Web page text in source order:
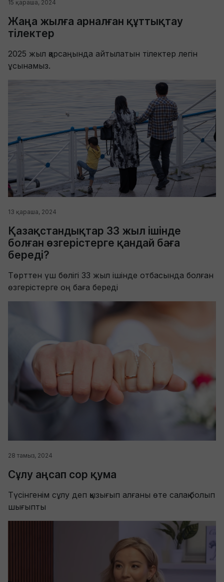
15 қараша, 2024
Жаңа жылға арналған құттықтау
тілектер
2025 жыл қарсаңында айтылатын тілектер легін
ұсынамыз.
13 қараша, 2024
Қазақстандықтар 33 жыл ішінде
болған өзгерістерге қандай баға
береді?
Төрттен үш бөлігі 33 жыл ішінде отбасында болған
өзгерістерге оң баға береді
28 тамыз, 2024
Сұлу аңсап сор қума
Түсінгенім сұлу деп қызығып алғаны өте салақ болып
шығыпты